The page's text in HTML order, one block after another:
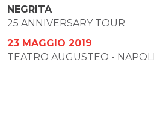
NEGRITA
25 ANNIVERSARY TOUR
23 MAGGIO 2019
TEATRO AUGUSTEO - NAPOLI